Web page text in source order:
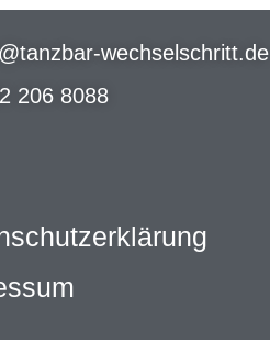
wechselschritt.de
206 8088